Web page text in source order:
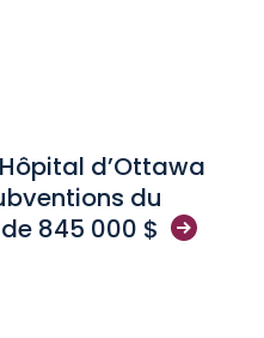
d’Ottawa
du
de 845 000 $